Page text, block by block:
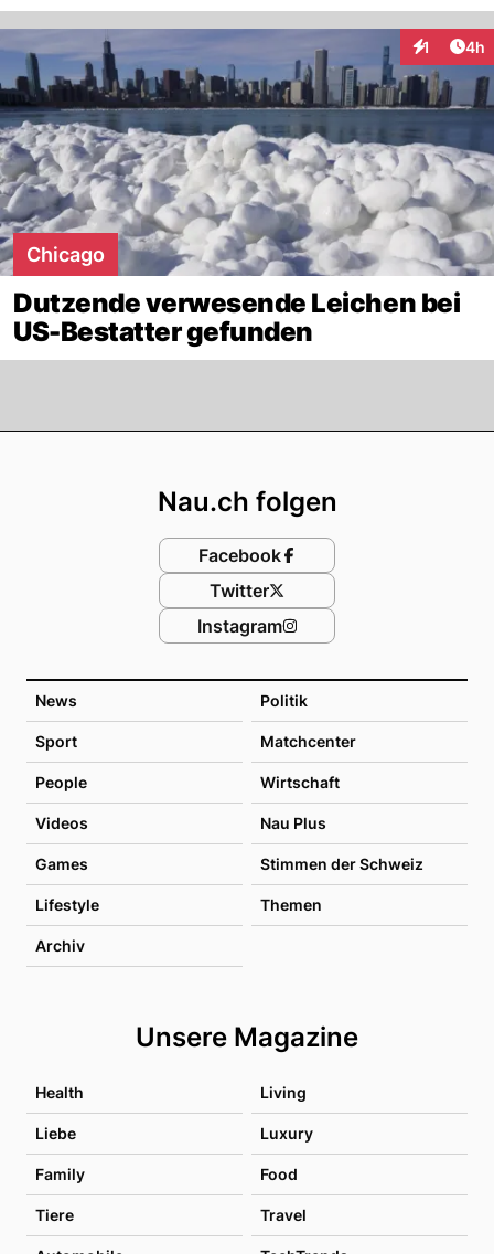
1 4h
Chicago
Dutzende verwesende Leichen bei
US-Bestatter gefunden
News Politik
Sport Matchcenter
People Wirtschaft
Videos Nau Plus
Games Stimmen der Schweiz
Lifestyle Themen
Archiv
Unsere Magazine
Health Living
Liebe Luxury
Family Food
Tiere Travel
Nau.ch folgen
Facebook
Twitter
Instagram